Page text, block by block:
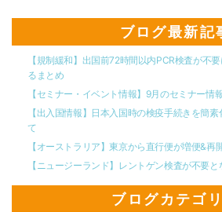
ブログ最新記
【規制緩和】出国前72時間以内PCR検査が不
るまとめ
【セミナー・イベント情報】9月のセミナー情
【出入国情報】日本入国時の検疫手続きを簡
て
【オーストラリア】東京から直行便が増便&再
【ニュージーランド】レントゲン検査が不要と
ブログカテゴ